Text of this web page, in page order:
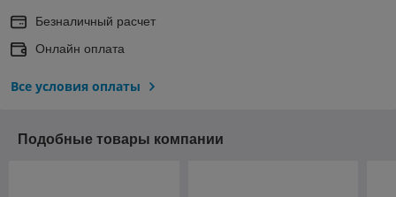
Безналичный расчет
Онлайн оплата
Все условия оплаты
Подобные товары компании